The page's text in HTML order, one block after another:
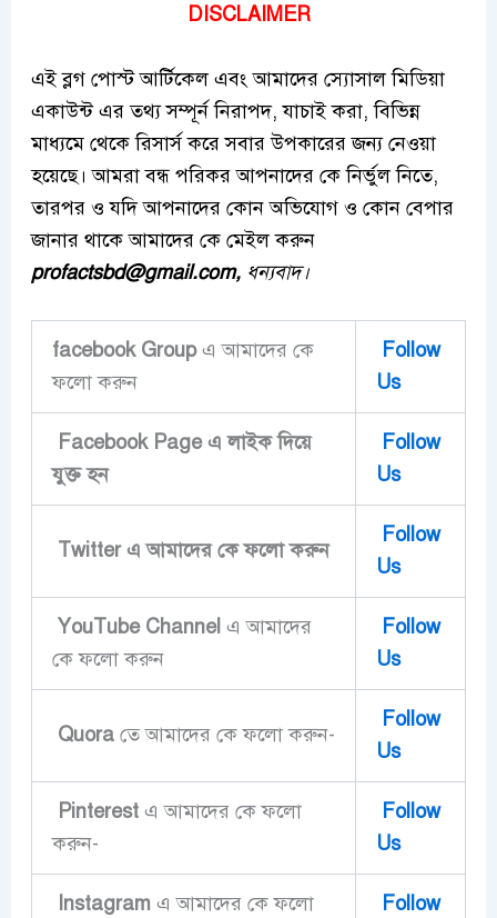
DISCLAIMER
এই ব্লগ পোস্ট আর্টিকেল এবং আমাদের স্যোসাল মিডিয়া
একাউন্ট এর তথ্য সম্পূর্ন নিরাপদ, যাচাই করা, বিভিন্ন
মাধ্যমে থেকে রিসার্স করে সবার উপকারের জন্য নেওয়া
হয়েছে। আমরা বন্ধ পরিকর আপনাদের কে নির্ভুল নিতে,
তারপর ও যদি আপনাদের কোন অভিযোগ ও কোন বেপার
জানার থাকে আমাদের কে মেইল করুন
profactsbd@gmail.com,ধন্যবাদ।
facebook Groupএ আমাদের কে
ফলো করুন
Follow
Us
Facebook Page এ লাইক দিয়ে
‍যুক্ত হন
Follow
Us
Twitter এ আমাদের কে ফলো করুন
Follow
Us
YouTube Channel এ আমাদের
কে ফলো করুন
Follow
Us
Quoraতে আমাদের কে ফলো করুন-
Follow
Us
Pinterestএ আমাদের কে ফলো
করুন-
Follow
Us
Instagram এ আমাদের কে ফলো
Follow